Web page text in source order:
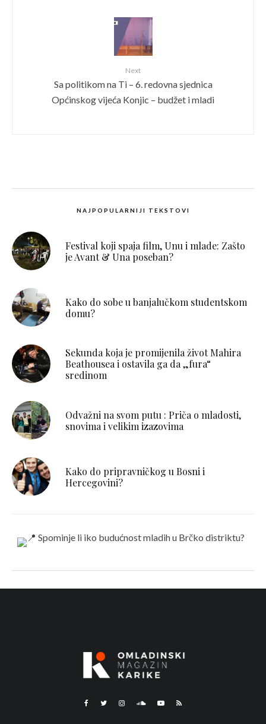
Next
Sa politikom na Ti – 6. redovna sjednica
Općinskog vijeća Konjic – budžet i mladi
NAJPOPULARNIJI TEKSTOVI
Festival koji spaja film, Unu i mlade: Zašto
je Avant & Una poseban?
Kako do sobe u banjalučkom studentskom
domu?
Sekunda koja je promijenila život Mahira
Beathousea i ostavila ga da „fura“
sredinom
Odvažni na svom putu : Priča o mladosti,
snovima i velikim izazovima
Kako do pripravničkog u Bosni i
Hercegovini?